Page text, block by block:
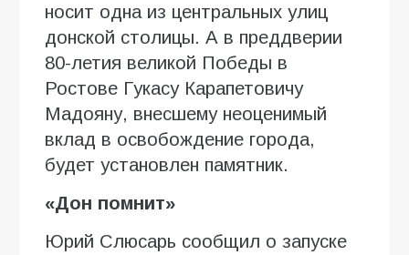
носит одна из центральных улиц
донской столицы. А в преддверии
80-летия великой Победы в
Ростове Гукасу Карапетовичу
Мадояну, внесшему неоценимый
вклад в освобождение города,
будет установлен памятник.
«Дон помнит»
Юрий Слюсарь сообщил о запуске